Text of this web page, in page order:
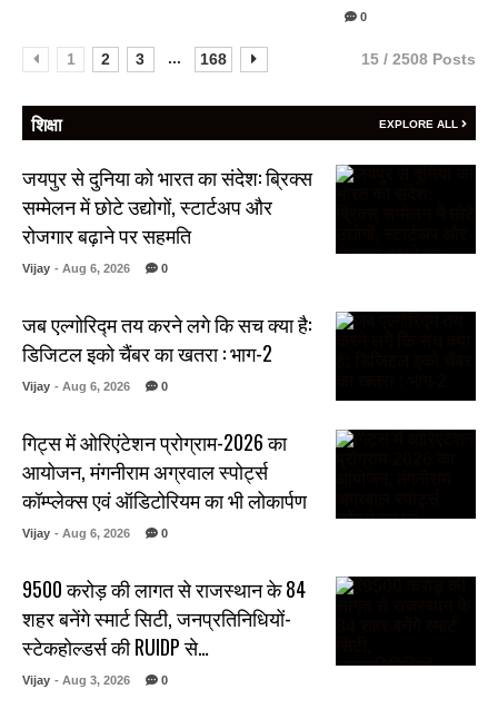
0
1 2 3 ... 168 15 / 2508 Posts
शिक्षा EXPLORE ALL
जयपुर से दुनिया को भारत का संदेश: ब्रिक्स
सम्मेलन में छोटे उद्योगों, स्टार्टअप और
रोजगार बढ़ाने पर सहमति
Vijay - Aug 6, 2026 0
जब एल्गोरिद्म तय करने लगे कि सच क्या है:
डिजिटल इको चैंबर का खतरा : भाग-2
Vijay - Aug 6, 2026 0
गिट्स में ओरिएंटेशन प्रोग्राम-2026 का
आयोजन, मंगनीराम अग्रवाल स्पोर्ट्स
कॉम्प्लेक्स एवं ऑडिटोरियम का भी लोकार्पण
Vijay - Aug 6, 2026 0
₹9500 करोड़ की लागत से राजस्थान के 84
शहर बनेंगे स्मार्ट सिटी, जनप्रतिनिधियों-
स्टेकहोल्डर्स की RUIDP से…
Vijay - Aug 3, 2026 0